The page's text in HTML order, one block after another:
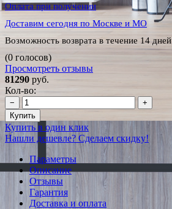
Оплата при получении
Доставим сегодня по Москве и МО
Возможность возврата в течение 14 дней
(0 голосов)
Просмотреть отзывы
81290 руб.
Кол-во:
−
+
Купить
Купить в один клик
Нашли дешевле? Сделаем скидку!
Параметры
Описание
Отзывы
Гарантия
Доставка и оплата